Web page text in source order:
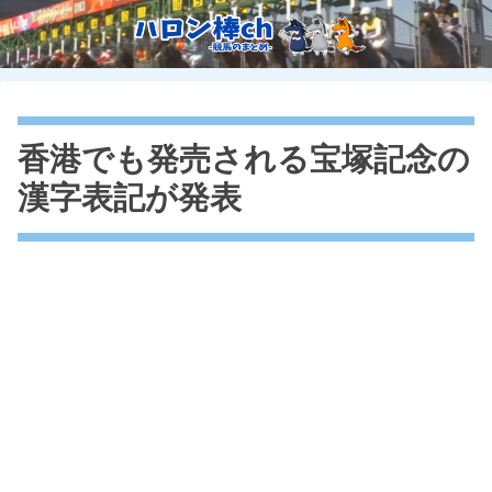
香港でも発売される宝塚記念の
漢字表記が発表